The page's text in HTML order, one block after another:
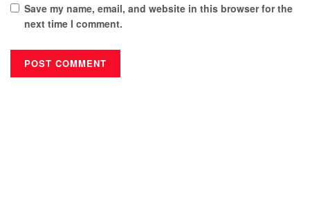
Save my name, email, and website in this browser for the
next time I comment.